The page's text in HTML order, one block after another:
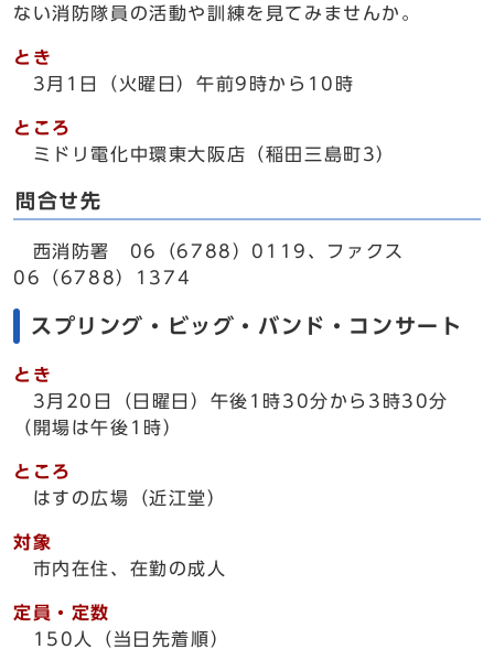
ない消防隊員の活動や訓練を見てみませんか。
とき
3月1日（火曜日）午前9時から10時
ところ
ミドリ電化中環東大阪店（稲田三島町3）
問合せ先
西消防署 06（6788）0119、ファクス
06（6788）1374
スプリング・ビッグ・バンド・コンサート
とき
3月20日（日曜日）午後1時30分から3時30分
（開場は午後1時）
ところ
はすの広場（近江堂）
対象
市内在住、在勤の成人
定員・定数
150人（当日先着順）